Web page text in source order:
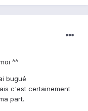
^^
bugué
c'est certainement
part.